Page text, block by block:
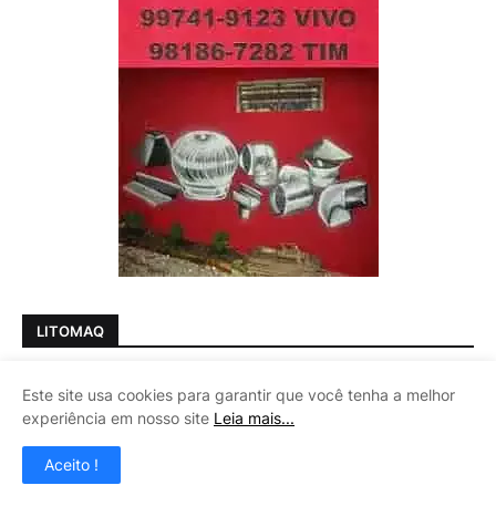
LITOMAQ
Este site usa cookies para garantir que você tenha a melhor
experiência em nosso site Leia mais...
Aceito !